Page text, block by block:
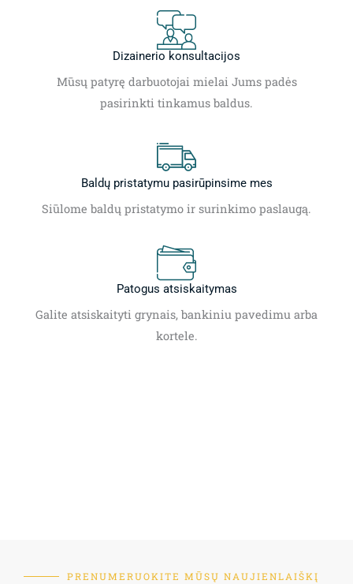
Dizainerio konsultacijos
Mūsų patyrę darbuotojai mielai Jums padės
pasirinkti tinkamus baldus.
Baldų pristatymu pasirūpinsime mes
Siūlome baldų pristatymo ir surinkimo paslaugą.
Patogus atsiskaitymas
Galite atsiskaityti grynais, bankiniu pavedimu arba
kortele.
PRENUMERUOKITE MŪSŲ NAUJIENLAIŠKĮ